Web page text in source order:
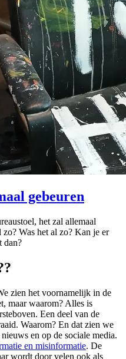
gebeuren
het zal allemaal
Was het al zo? Kan je er
dan?
zien het voornamelijk in de
maar waarom? Alles is
Een deel van de
Waarom? En dat zien we
en op de sociale media.
en misinformatie. De
wordt door velen ook als